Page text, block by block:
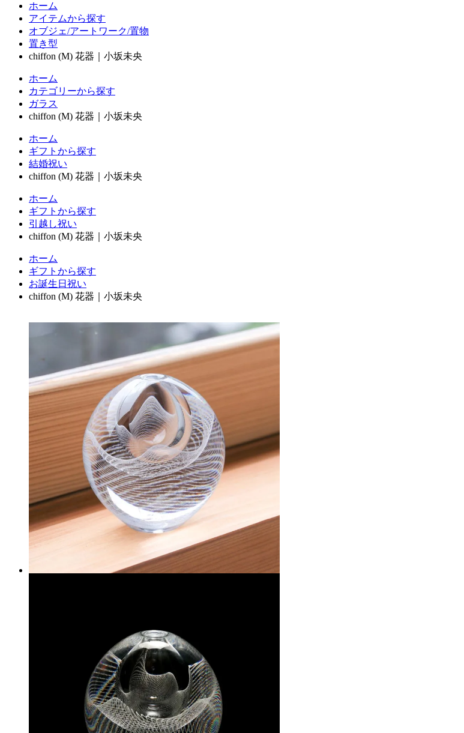
ホーム
アイテムから探す
オブジェ/アートワーク/置物
置き型
chiffon (M) 花器｜小坂未央
ホーム
カテゴリーから探す
ガラス
chiffon (M) 花器｜小坂未央
ホーム
ギフトから探す
結婚祝い
chiffon (M) 花器｜小坂未央
ホーム
ギフトから探す
引越し祝い
chiffon (M) 花器｜小坂未央
ホーム
ギフトから探す
お誕生日祝い
chiffon (M) 花器｜小坂未央